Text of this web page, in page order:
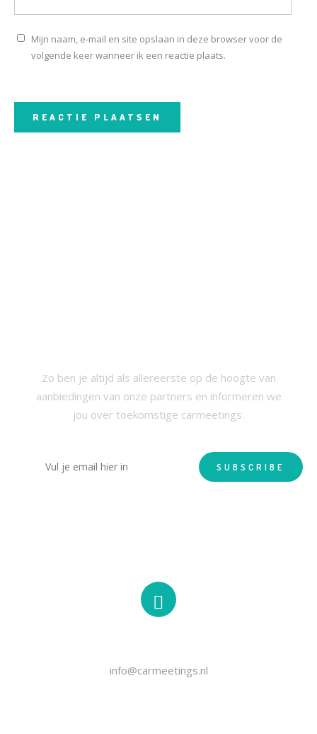
Mijn naam, e-mail en site opslaan in deze browser voor de
volgende keer wanneer ik een reactie plaats.
Zo ben je altijd als allereerste op de hoogte van
aanbiedingen van onze partners en informeren we
jou over toekomstige carmeetings.
info@carmeetings.nl